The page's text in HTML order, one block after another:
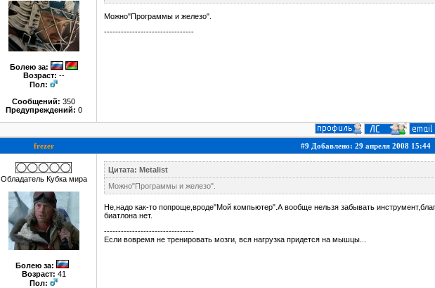
Болею за:
Возраст: --
Пол:
Сообщений: 350
Предупреждений: 0
Можно"Программы и железо".
--------------------------------
frezer
#9 Добавлено: 29 апреля 2008 15:44
Обладатель Кубка мира
Болею за:
Возраст: 41
Пол:
Цитата: Metalist
Можно"Программы и железо".
Не,надо как-то попроще,вроде"Мой компьютер".А вообще нельзя забывать
биатлона нет.
--------------------------------
Если вовремя не тренировать мозги, вся нагрузка придется на мышцы...